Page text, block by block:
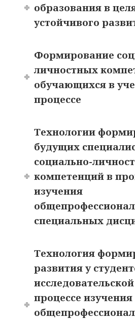
образования в
устойчивого
Формирование
личностных
обучающихся в
процессе
Технологии
будущих
социально-
компетенций в
изучения
специальных
Технология
развития у
процессе изучения